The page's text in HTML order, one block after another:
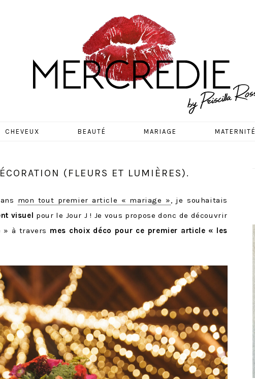
CHEVEUX BEAUTÉ MARIAGE MATERNITÉ
(FLEURS ET LUMIÈRES).
mon tout premier article « mariage », je souhaitais
visuel pour le Jour J ! Je vous propose donc de découvrir
» à travers mes choix déco pour ce premier article « les